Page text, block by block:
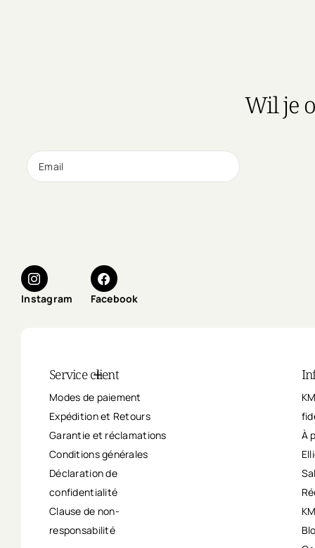
Wil je
Instagram Facebook
Service client
Modes de paiement
Expédition et Retours
Garantie et réclamations
Conditions générales
Déclaration de
confidentialité
Clause de non-
responsabilité
À